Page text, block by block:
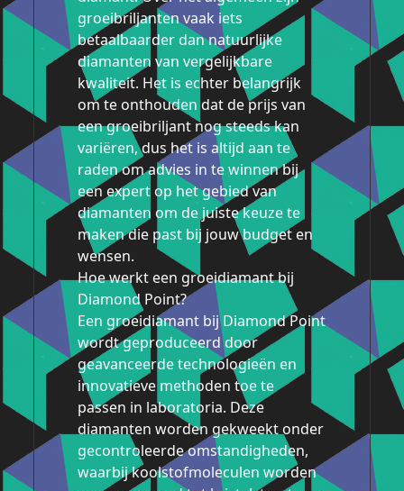
groeibriljanten vaak iets
betaalbaarder dan natuurlijke
diamanten van vergelijkbare
kwaliteit. Het is echter belangrijk
om te onthouden dat de prijs van
een groeibriljant nog steeds kan
variëren, dus het is altijd aan te
raden om advies in te winnen bij
een expert op het gebied van
diamanten om de juiste keuze te
maken die past bij jouw budget en
wensen.
Hoe werkt een groeidiamant bij
Diamond Point?
Een groeidiamant bij Diamond Point
wordt geproduceerd door
geavanceerde technologieën en
innovatieve methoden toe te
passen in laboratoria. Deze
diamanten worden gekweekt onder
gecontroleerde omstandigheden,
waarbij koolstofmoleculen worden